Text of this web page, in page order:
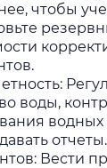
чтобы
воды,
водных
отчеты.
Вести